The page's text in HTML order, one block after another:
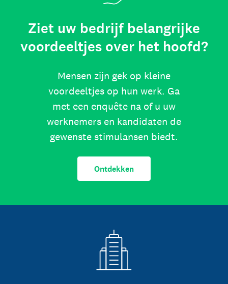
Ziet uw bedrijf belangrijke
voordeeltjes over het hoofd?
Mensen zijn gek op kleine
voordeeltjes op hun werk. Ga
met een enquête na of u uw
werknemers en kandidaten de
gewenste stimulansen biedt.
Ontdekken